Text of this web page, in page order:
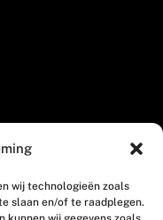
wij technologieën zoals
slaan en/of te raadplegen.